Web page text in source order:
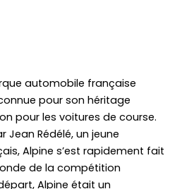
automobile française
pour son héritage
pour les voitures de course.
Jean Rédélé, un jeune
Alpine s’est rapidement fait
de la compétition
Alpine était un